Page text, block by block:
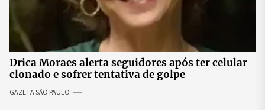
Drica Moraes alerta seguidores após ter celular
clonado e sofrer tentativa de golpe
GAZETA SÃO PAULO